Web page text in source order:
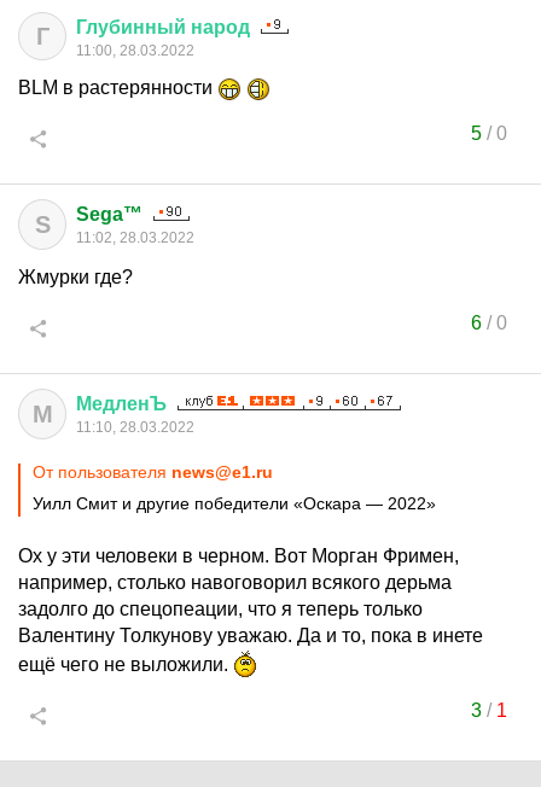
Г Глубинный народ
11:00, 28.03.2022
BLM в растерянности
5/0
S Sega™
11:02, 28.03.2022
Жмурки где?
6/0
М МедленЪ
11:10, 28.03.2022
От пользователя news@e1.ru
Уилл Смит и другие победители «Оскара — 2022»
Ох у эти человеки в черном. Вот Морган Фримен,
например, столько навоговорил всякого дерьма
задолго до спецопеации, что я теперь только
Валентину Толкунову уважаю. Да и то, пока в инете
ещё чего не выложили.
3/ 1